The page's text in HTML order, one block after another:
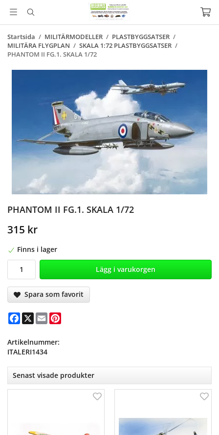
Startsida / MILITÄRMODELLER / PLASTBYGGSATSER /
MILITÄRA FLYGPLAN / SKALA 1:72 PLASTBYGGSATSER /
PHANTOM II FG.1. SKALA 1/72
PHANTOM II FG.1. SKALA 1/72
315 kr
Finns i lager
Lägg i varukorgen
Spara som favorit
Facebook
X Email
Artikelnummer:
ITALERI1434
Senast visade produkter